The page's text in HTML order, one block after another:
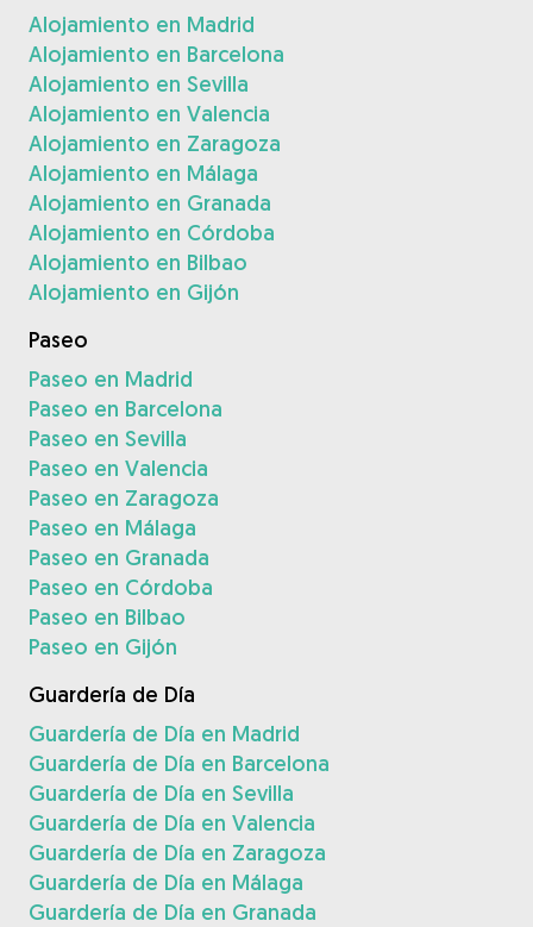
Alojamiento en Madrid
Alojamiento en Barcelona
Alojamiento en Sevilla
Alojamiento en Valencia
Alojamiento en Zaragoza
Alojamiento en Málaga
Alojamiento en Granada
Alojamiento en Córdoba
Alojamiento en Bilbao
Alojamiento en Gijón
Paseo
Paseo en Madrid
Paseo en Barcelona
Paseo en Sevilla
Paseo en Valencia
Paseo en Zaragoza
Paseo en Málaga
Paseo en Granada
Paseo en Córdoba
Paseo en Bilbao
Paseo en Gijón
Guardería de Día
Guardería de Día en Madrid
Guardería de Día en Barcelona
Guardería de Día en Sevilla
Guardería de Día en Valencia
Guardería de Día en Zaragoza
Guardería de Día en Málaga
Guardería de Día en Granada